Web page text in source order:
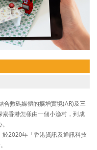
合數碼媒體的擴增實境(AR)及三
香港怎樣由一個小漁村，到成
於2020年「香港資訊及通訊科技